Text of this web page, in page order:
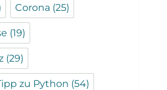
Corona (25)
(19)
(29)
zu Python (54)